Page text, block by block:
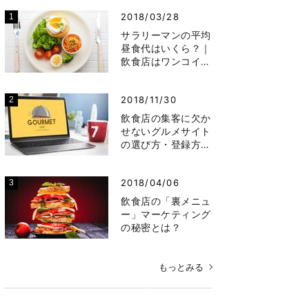
2018/03/28
サラリーマンの平均
昼食代はいくら？｜
飲食店はワンコイ…
2018/11/30
飲食店の集客に欠か
せないグルメサイト
の選び方・登録方…
2018/04/06
飲食店の「裏メニュ
ー」マーケティング
の秘密とは？
もっとみる